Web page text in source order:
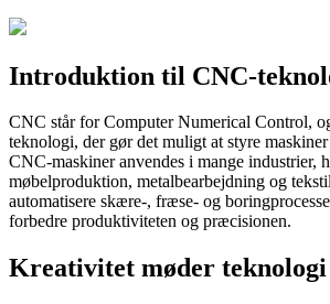
Introduktion til CNC-
CNC står for Computer Numerical Control,
teknologi, der gør det muligt at styre
CNC-maskiner anvendes i mange industrier,
møbelproduktion, metalbearbejdning og
automatisere skære-, fræse- og
forbedre produktiviteten og præcisionen.
Kreativitet møder teknologi